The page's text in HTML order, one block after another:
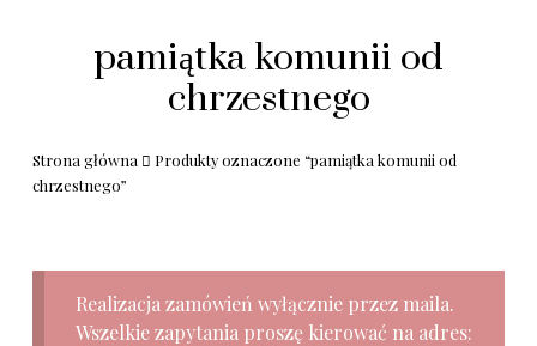
pamiątka komunii od
chrzestnego
Strona główna
Produkty oznaczone “pamiątka komunii od
chrzestnego”
Realizacja zamówień wyłącznie przez maila.
Wszelkie zapytania proszę kierować na adres: